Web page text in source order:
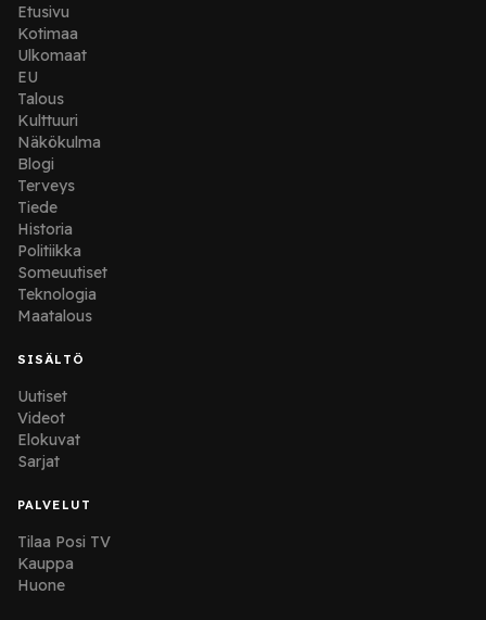
Etusivu
Kotimaa
Ulkomaat
EU
Talous
Kulttuuri
Näkökulma
Blogi
Terveys
Tiede
Historia
Politiikka
Someuutiset
Teknologia
Maatalous
SISÄLTÖ
Uutiset
Videot
Elokuvat
Sarjat
PALVELUT
Tilaa Posi TV
Kauppa
Huone